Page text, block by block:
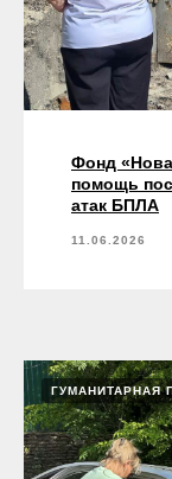
Фонд
помощь
атак БПЛА
11.06.2026
ГУМАНИТАРНАЯ